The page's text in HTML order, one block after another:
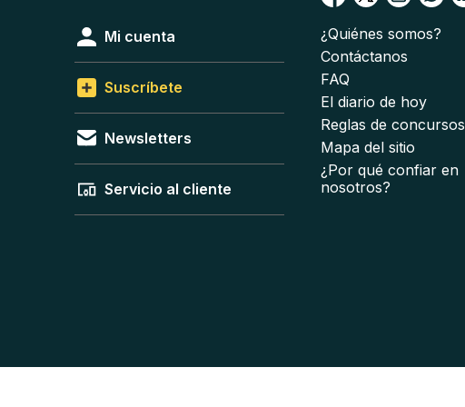
Mi cuenta
Suscríbete
Newsletters
Servicio al cliente
¿Quiénes somos?
Contáctanos
FAQ
El diario de hoy
Reglas de concursos
Mapa del sitio
¿Por qué confiar en
nosotros?